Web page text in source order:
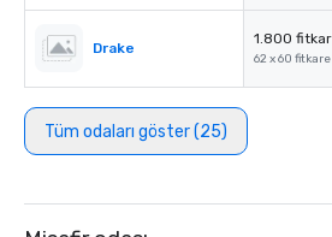
Drake
1.800
62 x 60 fitkare
Tüm odaları göster (25)